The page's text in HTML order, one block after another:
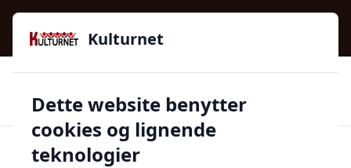
Kulturnet - Alt Det Gode I Livet | Din Kulturguide Siden
2016
97 kategorier 👍Kun godkendte butikker
Kulturnet
Dette website benytter
cookies og lignende
teknologier